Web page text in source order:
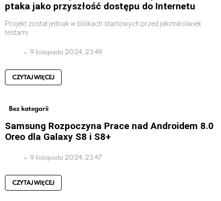
ptaka jako przyszłość dostępu do Internetu
Projekt został jednak w blokach startowych przed jakimikolwiek
testami
9 listopada 2024, 23:49
CZYTAJ WIĘCEJ
Bez kategorii
Samsung Rozpoczyna Prace nad Androidem 8.0
Oreo dla Galaxy S8 i S8+
9 listopada 2024, 23:47
CZYTAJ WIĘCEJ